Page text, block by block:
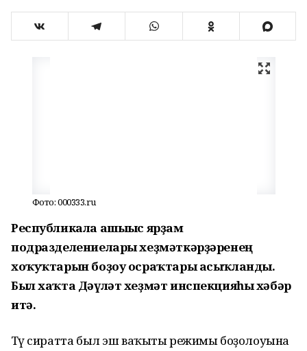
Фото: 000333.ru
Республикала ашығыс ярҙам
подразделениелары хеҙмәткәрҙәренең
хоҡуҡтарын боҙоу осраҡтары асыҡланды.
Был хаҡта Дәүләт хеҙмәт инспекцияһы хәбәр
итә.
Тәү сиратта был эш ваҡыты режимы боҙолоуына